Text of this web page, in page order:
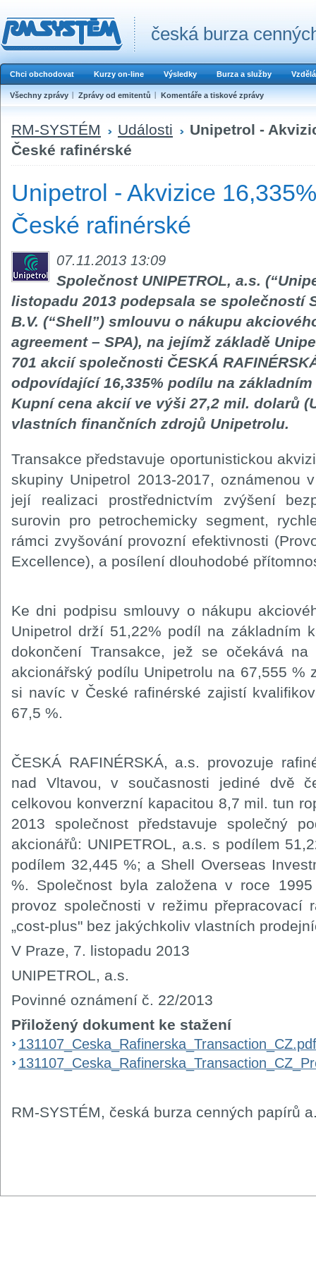
česká burza
Chci obchodovat Kurzy on-line Výsledky Burza a služby
Všechny zprávy Zprávy od emitentů Komentáře a tiskové zprávy
RM-SYSTÉM Události
Unipetrol -
České rafinérské
Unipetrol - Akvizice
České rafinérské
07.11.2013 13:09
Společnost UNIPETROL, a.s.
listopadu 2013 podepsala se společností
B.V. (“Shell”) smlouvu o nákupu
agreement – SPA), na jejímž základě
701 akcií společnosti ČESKÁ
odpovídající 16,335% podílu na
Kupní cena akcií ve výši 27,2 mil. dolarů
vlastních finančních zdrojů Unipetrolu.
Transakce představuje oportunistickou
skupiny Unipetrol 2013-2017, oznámenou
její realizaci prostřednictvím zvýšení
surovin pro petrochemicky segment,
rámci zvyšování provozní efektivnosti
Excellence), a posílení dlouhodobé
Ke dni podpisu smlouvy o nákupu
Unipetrol drží 51,22% podíl na základním
dokončení Transakce, jež se očekává
akcionářský podílu Unipetrolu na 67,555 %
si navíc v České rafinérské zajistí
67,5 %.
ČESKÁ RAFINÉRSKÁ, a.s. provozuje
nad Vltavou, v současnosti jediné dvě
celkovou konverzní kapacitou 8,7 mil. tun
2013 společnost představuje společný
akcionářů: UNIPETROL, a.s. s podílem
podílem 32,445 %; a Shell Overseas
%. Společnost byla založena v roce
provoz společnosti v režimu přepracovací
„cost-plus" bez jakýchkoliv vlastních
V Praze, 7. listopadu 2013
UNIPETROL, a.s.
Povinné oznámení č. 22/2013
Přiložený dokument ke stažení
131107_Ceska_Rafinerska_Transaction_CZ.pdf
RM-SYSTÉM, česká burza cenných papírů